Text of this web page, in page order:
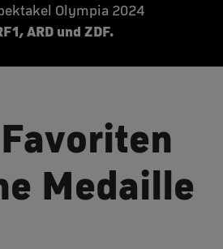
Olympia 2024
ARD und ZDF.
Medaille